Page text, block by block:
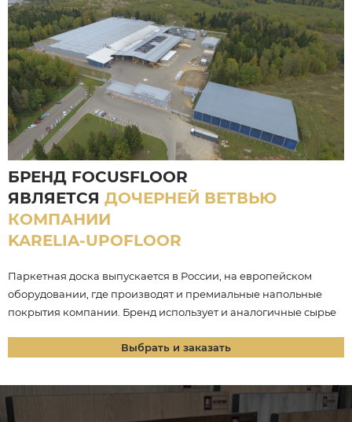
БРЕНД FOCUSFLOOR
ЯВЛЯЕТСЯ ДОЧЕРНЕЙ ВЕТВЬЮ
КОМПАНИИ
KARELIA-UPOFLOOR
Паркетная доска выпускается в России, на европейском
оборудовании, где производят и премиальные напольные
покрытия компании. Бренд использует и аналогичные сырье
Выбрать и заказать